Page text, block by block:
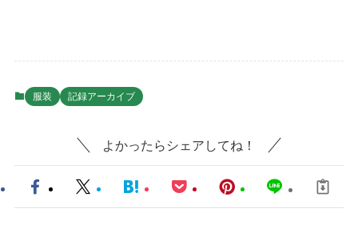
服装 記録アーカイブ
よかったらシェアしてね！